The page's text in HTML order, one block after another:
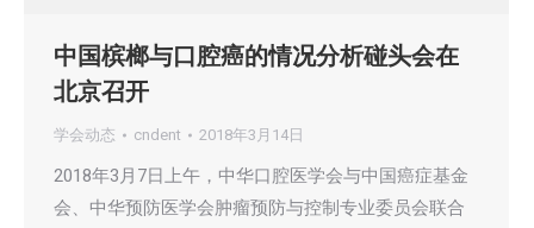
中国槟榔与口腔癌的情况分析碰头会在
北京召开
学会动态 cndent 2018年3月14日
2018年3月7日上午，中华口腔医学会与中国癌症基金
会、中华预防医学会肿瘤预防与控制专业委员会联合